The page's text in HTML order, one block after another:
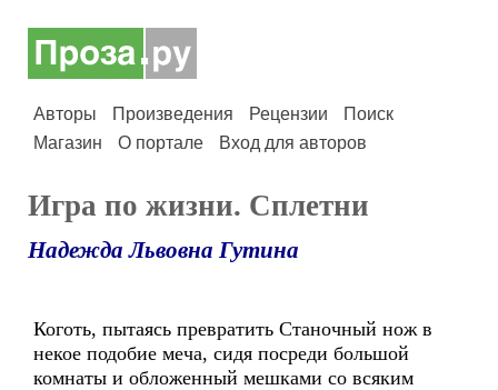
Авторы Произведения Рецензии
Поиск
Магазин
О портале Вход для авторов
Игра по жизни. Сплетни
Надежда Львовна Гутина
Коготь, пытаясь превратить Станочный нож в
некое подобие меча, сидя посреди большой
комнаты и обложенный мешками со всяким